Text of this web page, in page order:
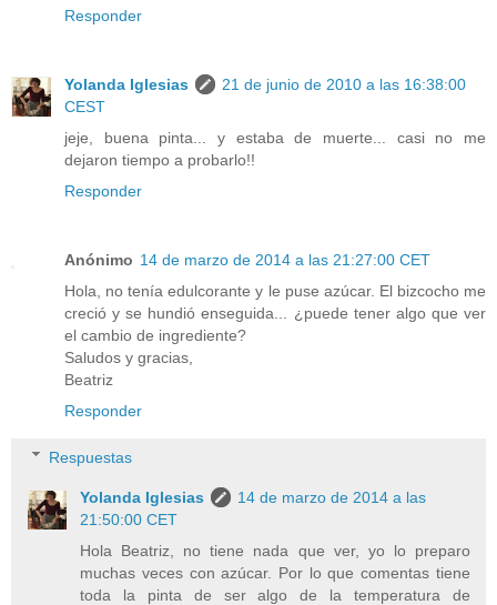
Responder
Yolanda Iglesias
21 de junio de 2010 a las 16:38:00
CEST
jeje, buena pinta... y estaba de muerte... casi no me
dejaron tiempo a probarlo!!
Responder
Anónimo 14 de marzo de 2014 a las 21:27:00 CET
Hola, no tenía edulcorante y le puse azúcar. El bizcocho me
creció y se hundió enseguida... ¿puede tener algo que ver
el cambio de ingrediente?
Saludos y gracias,
Beatriz
Responder
Respuestas
Yolanda Iglesias
14 de marzo de 2014 a las
21:50:00 CET
Hola Beatriz, no tiene nada que ver, yo lo preparo
muchas veces con azúcar. Por lo que comentas tiene
toda la pinta de ser algo de la temperatura de